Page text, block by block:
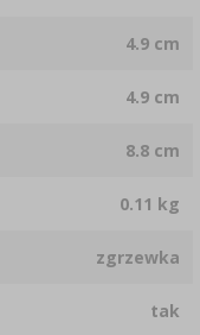
4.9 cm
4.9 cm
8.8 cm
0.11 kg
zgrzewka
tak